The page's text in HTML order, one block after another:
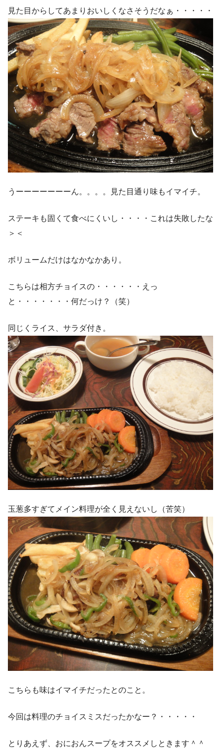
見た目からしてあまりおいしくなさそうだなぁ・・・・・
うーーーーーーーん。。。。見た目通り味もイマイチ。
ステーキも固くて食べにくいし・・・・これは失敗したな
＞＜
ボリュームだけはなかなかあり。
こちらは相方チョイスの・・・・・・えっ
と・・・・・・・何だっけ？（笑）
同じくライス、サラダ付き。
玉葱多すぎてメイン料理が全く見えないし（苦笑）
こちらも味はイマイチだったとのこと。
今回は料理のチョイスミスだったかなー？・・・・・
とりあえず、おにおんスープをオススメしときます＾＾